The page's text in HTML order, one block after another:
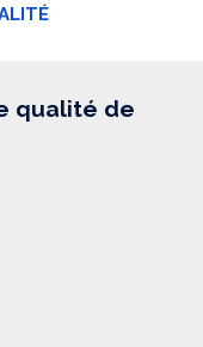
qualité de